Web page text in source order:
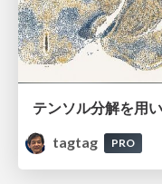
tagtag
PRO